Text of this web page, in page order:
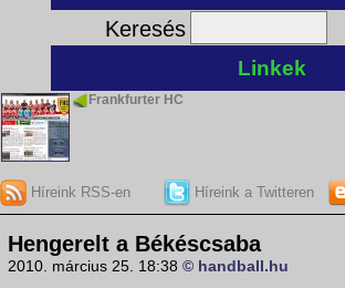
Keresés
Linkek
Frankfurter HC
Híreink RSS-en Híreink a Twitteren
Hengerelt a Békéscsaba
2010. március 25. 18:38 © handball.hu